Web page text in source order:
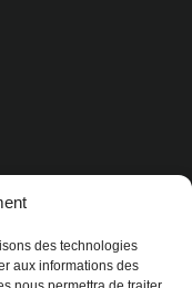
des technologies
aux informations des